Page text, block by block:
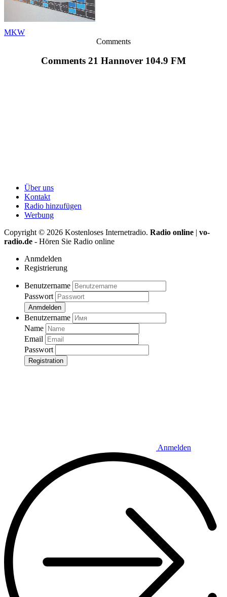
MKW
Comments
Comments 21 Hannover 104.9 FM
Über uns
Kontakt
Radio hinzufügen
Werbung
Copyright © 2026 Kostenloses Internetradio. Radio online | vo-
radio.de - Hören Sie Radio online
Anmdelden
Registrierung
Benutzername
Passwort
Anmdelden
Benutzername
Name
Email
Passwort
Registration
Anmelden